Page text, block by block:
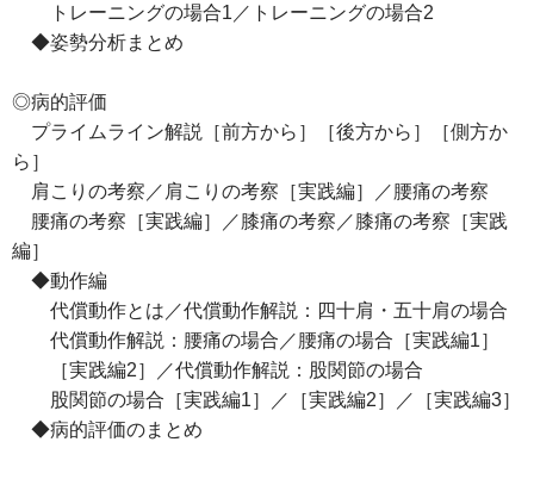
トレーニングの場合1／トレーニングの場合2
◆姿勢分析まとめ
◎病的評価
プライムライン解説［前方から］［後方から］［側方か
ら］
肩こりの考察／肩こりの考察［実践編］／腰痛の考察
腰痛の考察［実践編］／膝痛の考察／膝痛の考察［実践
編］
◆動作編
代償動作とは／代償動作解説：四十肩・五十肩の場合
代償動作解説：腰痛の場合／腰痛の場合［実践編1］
［実践編2］／代償動作解説：股関節の場合
股関節の場合［実践編1］／［実践編2］／［実践編3］
◆病的評価のまとめ